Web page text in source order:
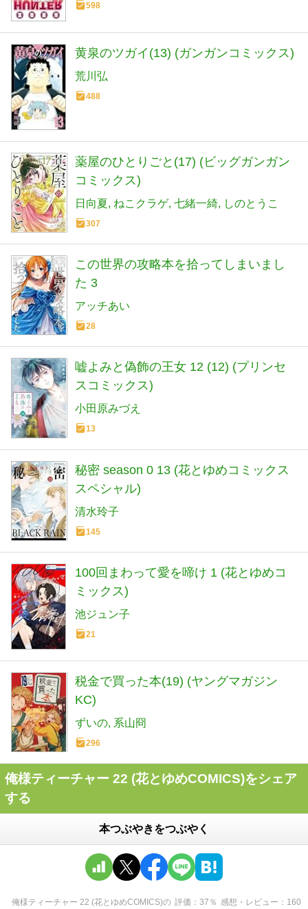
598
黄泉のツガイ(13) (ガンガンコミックス)
荒川弘
488
薬屋のひとりごと(17) (ビッグガンガン
コミックス)
日向夏 ねこクラゲ 七緒一綺 しのとうこ
307
この世界の攻略本を拾ってしまいまし
た 3
アッチあい
28
嘘よみと偽飾の王女 12 (12) (プリンセ
スコミックス)
小田原みづえ
13
秘密 season 0 13 (花とゆめコミックス
スペシャル)
清水玲子
145
100回まわって愛を啼け 1 (花とゆめコ
ミックス)
池ジュン子
21
税金で買った本(19) (ヤングマガジン
KC)
ずいの 系山冏
296
俺様ティーチャー 22 (花とゆめCOMICS)をシェア
する
本つぶやきをつぶやく
俺様ティーチャー 22 (花とゆめCOMICS)の 評価 37 ％ 感想・レビュー
160